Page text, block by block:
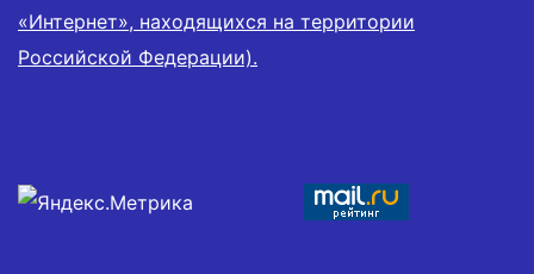
«Интернет», находящихся на территории
Российской Федерации).